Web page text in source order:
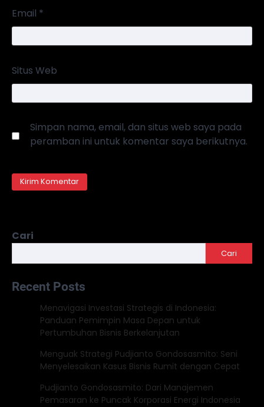
Email *
Situs Web
Simpan nama, email, dan situs web saya pada
peramban ini untuk komentar saya berikutnya.
Cari
Cari
Recent Posts
Menavigasi Investasi Strategis di Indonesia:
Panduan Pemimpin Masa Depan untuk
Pertumbuhan Bisnis Berkelanjutan
Menguak Strategi Pudjianto Gondosasmito: Seni
Menyelesaikan Kasus Bisnis Rumit dengan Cepat
Pudjianto Gondosasmito: Dari Manajemen
Pemasaran ke Puncak Korporasi Energi Indonesia